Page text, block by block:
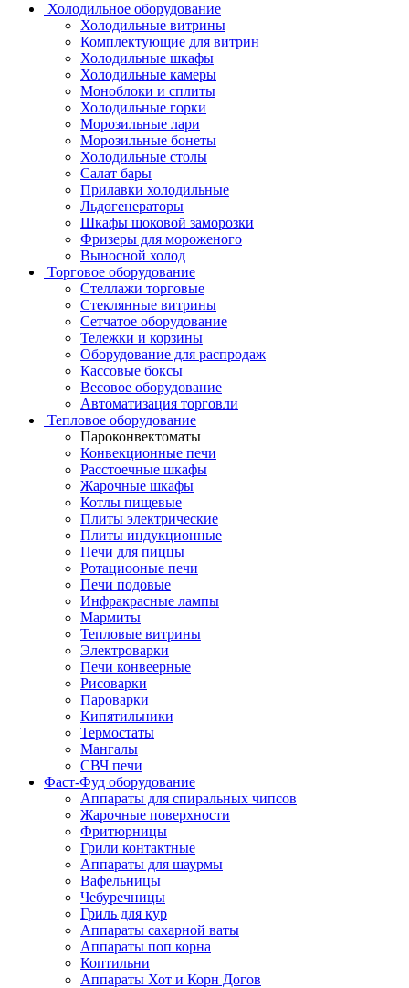
Холодильное оборудование
Холодильные витрины
Комплектующие для витрин
Холодильные шкафы
Холодильные камеры
Моноблоки и сплиты
Холодильные горки
Морозильные лари
Морозильные бонеты
Холодильные столы
Салат бары
Прилавки холодильные
Льдогенераторы
Шкафы шоковой заморозки
Фризеры для мороженого
Выносной холод
Торговое оборудование
Стеллажи торговые
Стеклянные витрины
Сетчатое оборудование
Тележки и корзины
Оборудование для распродаж
Кассовые боксы
Весовое оборудование
Автоматизация торговли
Тепловое оборудование
Пароконвектоматы
Конвекционные печи
Расстоечные шкафы
Жарочные шкафы
Котлы пищевые
Плиты электрические
Плиты индукционные
Печи для пиццы
Ротациооные печи
Печи подовые
Инфракрасные лампы
Мармиты
Тепловые витрины
Электроварки
Печи конвеерные
Рисоварки
Пароварки
Кипятильники
Термостаты
Мангалы
СВЧ печи
Фаст-Фуд оборудование
Аппараты для спиральных чипсов
Жарочные поверхности
Фритюрницы
Грили контактные
Аппараты для шаурмы
Вафельницы
Чебуречницы
Гриль для кур
Аппараты сахарной ваты
Аппараты поп корна
Коптильни
Аппараты Хот и Корн Догов